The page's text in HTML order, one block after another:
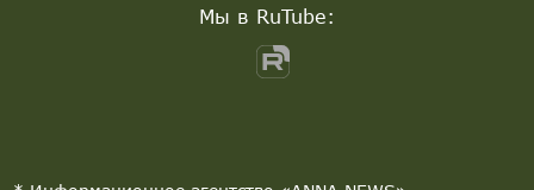
Мы в RuTube: